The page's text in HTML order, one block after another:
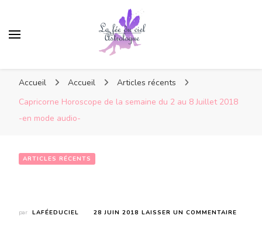
Accueil Accueil
Articles récents
Capricorne Horoscope de la semaine du 2 au 8 Juillet 2018
-en mode audio-
ARTICLES RÉCENTS
par LAFÉEDUCIEL 28 JUIN 2018 LAISSER UN COMMENTAIRE